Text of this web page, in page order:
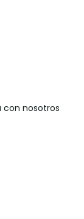
con nosotros